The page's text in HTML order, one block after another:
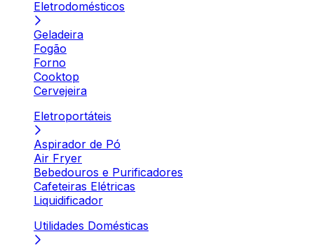
Eletrodomésticos
Geladeira
Fogão
Forno
Cooktop
Cervejeira
Eletroportáteis
Aspirador de Pó
Air Fryer
Bebedouros e Purificadores
Cafeteiras Elétricas
Liquidificador
Utilidades Domésticas